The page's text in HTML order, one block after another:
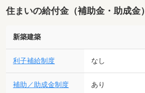
住まいの給付金（補助金・助成金）
新築建築
利子補給制度 なし
補助／助成金制度 あり